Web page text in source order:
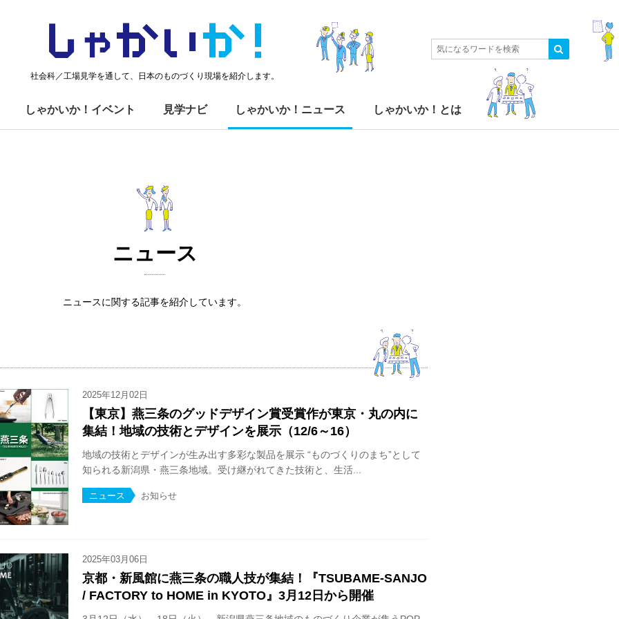
しゃかいか！
社会科／工場見学を通して、日本のものづくり現場を紹介します。
しゃかいか！イベント 見学ナビ しゃかいか！ニュース しゃかいか！とは
ニュース
ニュースに関する記事を紹介しています。
2025年12月02日
【東京】燕三条のグッドデザイン賞受賞作が東京・丸の内に
集結！地域の技術とデザインを展示（12/6～16）
地域の技術とデザインが生み出す多彩な製品を展示 “ものづくりのまち”として
知られる新潟県・燕三条地域。受け継がれてきた技術と、生活...
ニュース お知らせ
2025年03月06日
京都・新風館に燕三条の職人技が集結！『TSUBAME-SANJO
/ FACTORY to HOME in KYOTO』3月12日から開催